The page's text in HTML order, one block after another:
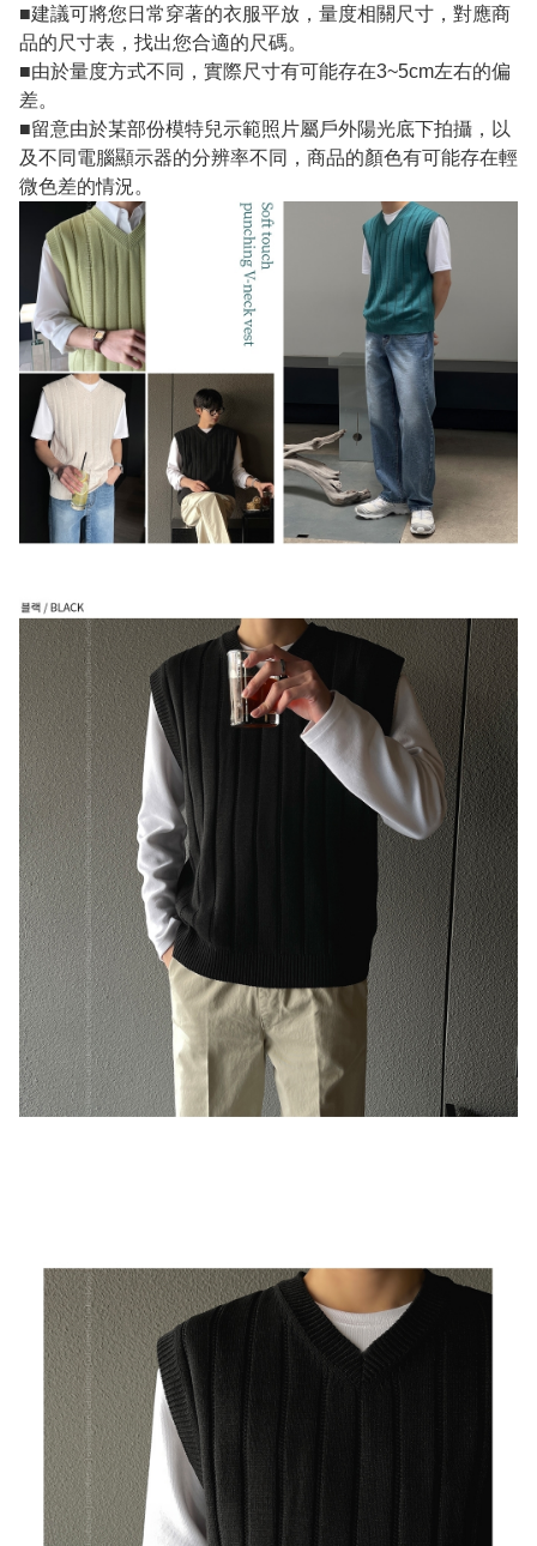
■建議可將您日常穿著的衣服平放，量度相關尺寸，對應商
品的尺寸表，找出您合適的尺碼。
■由於量度方式不同，實際尺寸有可能存在3~5cm左右的偏
差。
■留意由於某部份模特兒示範照片屬戶外陽光底下拍攝，以
及不同電腦顯示器的分辨率不同，商品的顏色有可能存在輕
微色差的情況。